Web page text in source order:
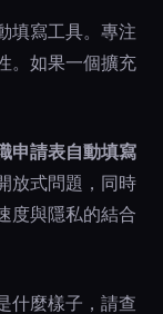
填寫工具。專注
。如果一個擴充
申請表自動填寫
放式問題，同時
度與隱私的結合
什麼樣子，請查